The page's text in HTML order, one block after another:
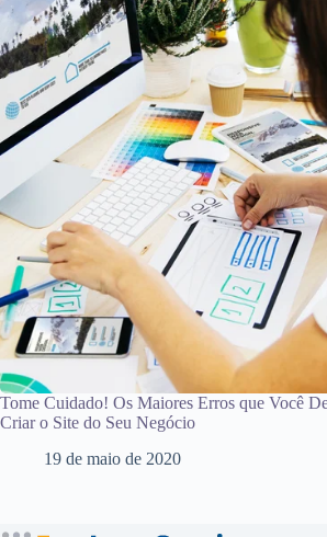
Tome Cuidado! Os Maiores Erros que Você
Criar o Site do Seu Negócio
19 de maio de 2020